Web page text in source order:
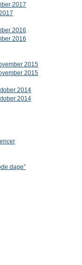
2017
2016
2016
2015
2015
2014
2014
dage”